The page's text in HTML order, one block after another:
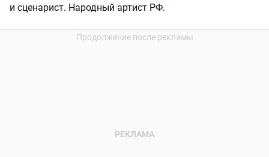
и сценарист. Народный артист РФ.